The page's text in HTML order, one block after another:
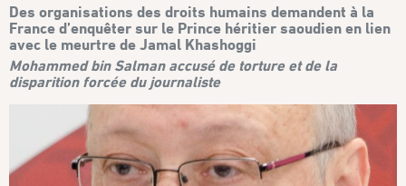
Des organisations des droits humains demandent à la
France d’enquêter sur le Prince héritier saoudien en lien
avec le meurtre de Jamal Khashoggi
Mohammed bin Salman accusé de torture et de la
disparition forcée du journaliste